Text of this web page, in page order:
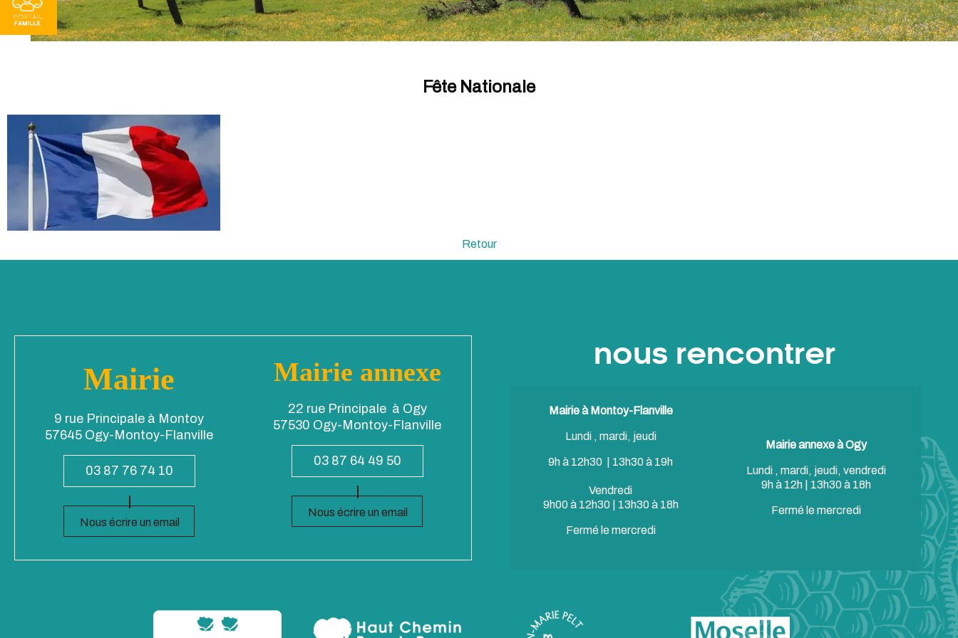
Fête Nationale
Retour
Mairie
9 rue Principale à Montoy
57645 Ogy-Montoy-Flanville
03 87 76 74 10
Nous écrire un email
Mairie annexe
22 rue Principale à Ogy
57530 Ogy-Montoy-Flanville
03 87 64 49 50
Nous écrire un email
nous rencontrer
Mairie à Montoy-Flanville
Lundi , mardi, jeudi
9h à 12h30 | 13h30 à 19h
Vendredi
9h00 à 12h30 | 13h30 à 18h
Fermé le mercredi
Mairie annexe à Ogy
Lundi , mardi, jeudi, vendredi
9h à 12h | 13h30 à 18h
Fermé le mercredi